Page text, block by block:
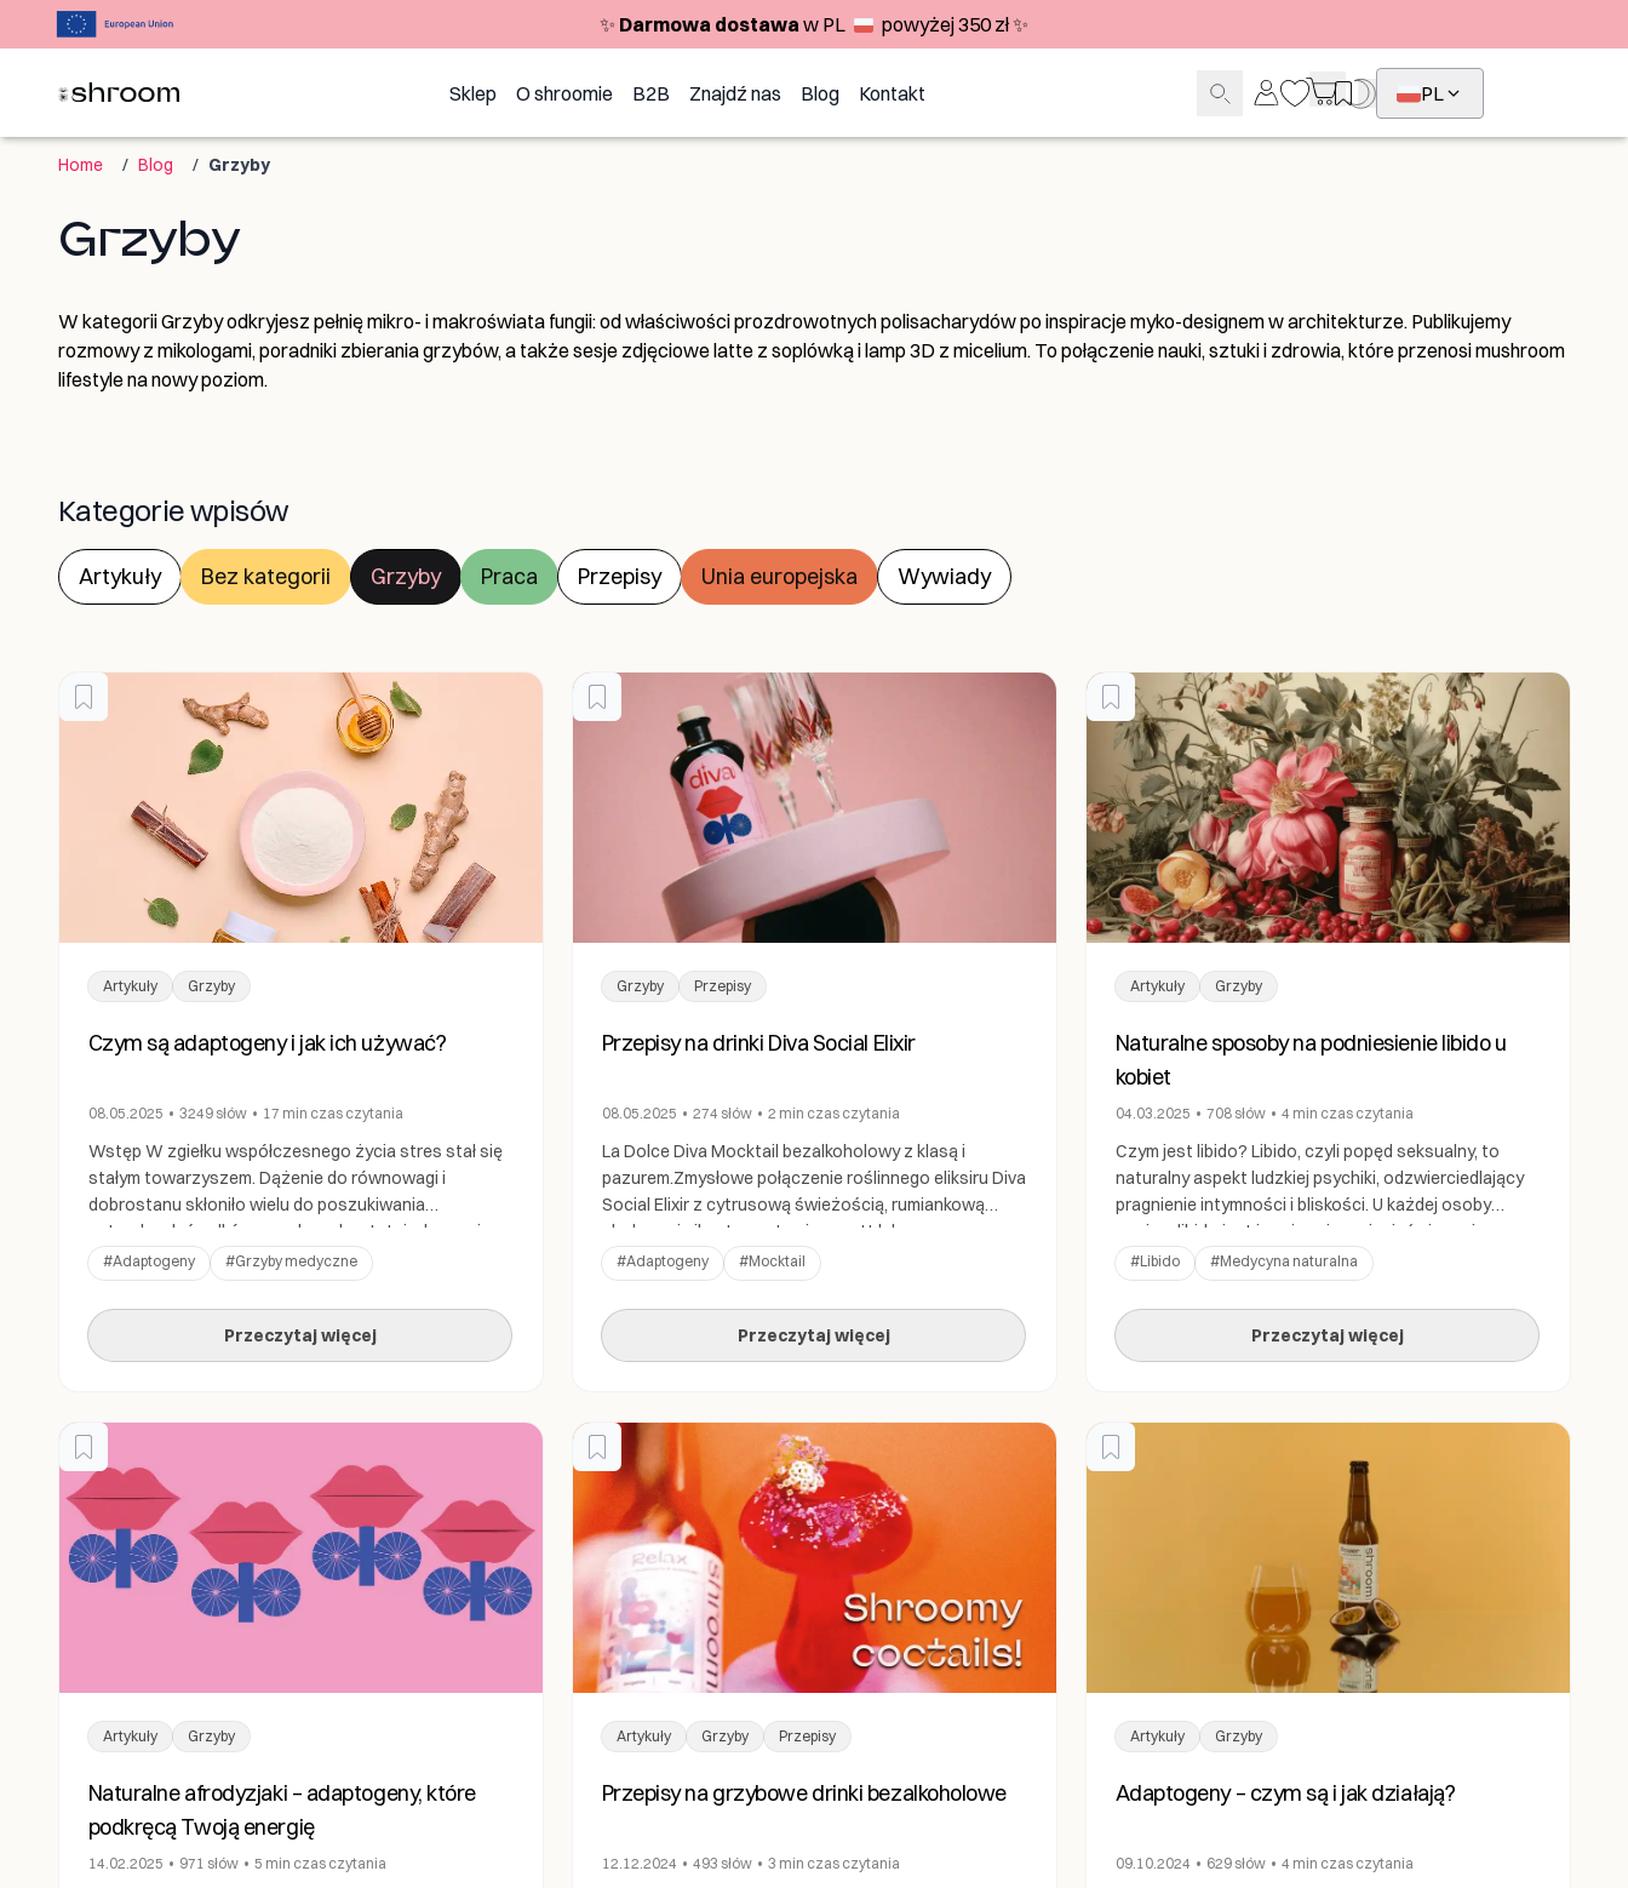
✨ Darmowa dostawaw PL powyżej 350 zł ✨
Sklep O shroomie B2B Znajdź nas Blog Kontakt PL
Home / Blog / Grzyby
Grzyby
W kategorii Grzyby odkryjesz pełnię mikro- i makroświata fungii: od właściwości prozdrowotnych polisacharydów po inspiracje myko-designem w architekturze. Publikujemy
rozmowy z mikologami, poradniki zbierania grzybów, a także sesje zdjęciowe latte z soplówką i lamp 3D z micelium. To połączenie nauki, sztuki i zdrowia, które przenosi mushroom
lifestyle na nowy poziom.
Kategorie wpisów
Artykuły Bez kategorii Grzyby Praca Przepisy Unia europejska Wywiady
Artykuły Grzyby
Czym są adaptogeny i jak ich używać?
08.05.2025 • 3249 słów • 17 min czas czytania
Wstęp W zgiełku współczesnego życia stres stał się
stałym towarzyszem. Dążenie do równowagi i
dobrostanu skłoniło wielu do poszukiwania
naturalnych środków zaradczych, a tutaj wkraczają
adaptogeny. To naturalne wojowniki przeciwko
stresowi, oferujące holistyczne podejście do
zarządzania stresem i wzmacniania ogólnej
witalności. W tym artykule zgłębimy, czym są
adaptogeny, jak działają i dlaczego warto rozważyć
#Adaptogeny #Grzyby medyczne
Przeczytaj więcej
Grzyby Przepisy
Przepisy na drinki Diva Social Elixir
08.05.2025 • 274 słów • 2 min czas czytania
La Dolce Diva Mocktail bezalkoholowy z klasą i
pazurem.Zmysłowe połączenie roślinnego eliksiru Diva
Social Elixir z cytrusową świeżością, rumiankową
słodyczą i pikantną nutą pieprzu. Udekorowany
przypalanym grejpfrutem, który dodaje dramatyzmu i
głębi aromatu. Idealny na wieczory, gdy chcesz
błyszczeć – bez promila alkoholu. Składniki: Sprzęt:
Wykonanie: 🧠 Tip barmański: Syrop rumiankowy
możesz zrobić sam – zaparz mocno rumianek, […]
#Adaptogeny #Mocktail
Przeczytaj więcej
Artykuły Grzyby
Naturalne sposoby na podniesienie libido u
kobiet
04.03.2025 • 708 słów • 4 min czas czytania
Czym jest libido? Libido, czyli popęd seksualny, to
naturalny aspekt ludzkiej psychiki, odzwierciedlający
pragnienie intymności i bliskości. U każdej osoby
poziom libido jest inny i może zmieniać się w ciągu
życia, reagując na hormony, stan emocjonalny, styl
życia czy relacje z innymi ludźmi. Co wpływa na poziom
libido? 1. Hormony Hormony płciowe, takie jak
estrogen, […]
#Libido #Medycyna naturalna
Przeczytaj więcej
Artykuły Grzyby
Naturalne afrodyzjaki – adaptogeny, które
podkręcą Twoją energię
14.02.2025 • 971 słów • 5 min czas czytania
Artykuły Grzyby Przepisy
Przepisy na grzybowe drinki bezalkoholowe
12.12.2024 • 493 słów • 3 min czas czytania
Artykuły Grzyby
Adaptogeny – czym są i jak działają?
09.10.2024 • 629 słów • 4 min czas czytania